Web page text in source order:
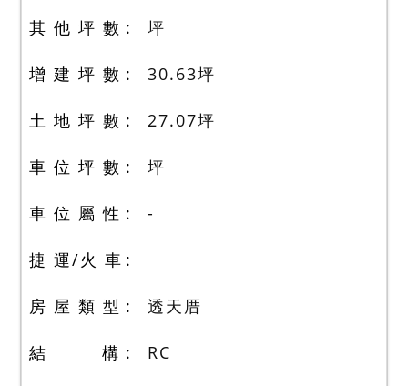
其 他 坪 數 坪
增 建 坪 數 30.63坪
土 地 坪 數 27.07坪
車 位 坪 數 坪
車 位 屬 性 -
捷 運/火 車
房 屋 類 型 透天厝
結 構 RC